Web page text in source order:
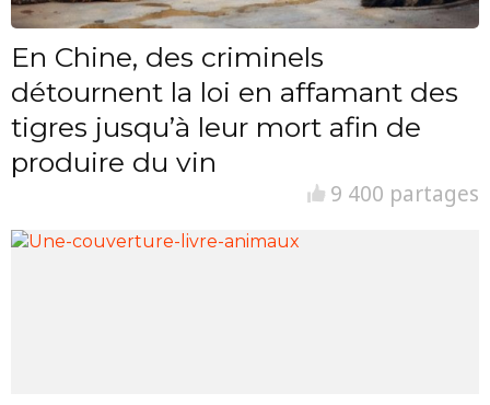
En Chine, des criminels
détournent la loi en affamant des
tigres jusqu’à leur mort afin de
produire du vin
9 400 partages